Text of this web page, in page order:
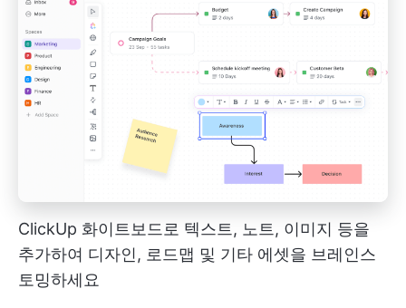
ClickUp 화이트보드로 텍스트, 노트, 이미지 등을
추가하여 디자인, 로드맵 및 기타 에셋을 브레인스
토밍하세요